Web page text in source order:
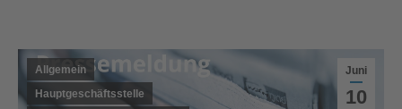
Juni
10
Allgemein
Hauptgeschäftsstelle